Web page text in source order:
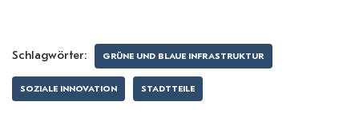
Schlagwörter: GRÜNE UND BLAUE INFRASTRUKTUR
SOZIALE INNOVATION STADTTEILE